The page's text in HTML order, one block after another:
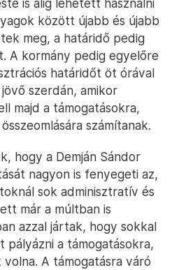
is alig lehetett használni
között újabb és újabb
meg, a határidő pedig
A kormány pedig egyelőre
határidőt öt órával
szerdán, amikor
majd a támogatásokra,
számítanak.
hogy a Demján Sándor
nagyon is fenyegeti az,
sok adminisztratív és
már a múltban is
azzal jártak, hogy sokkal
a támogatásokra,
A támogatásra váró